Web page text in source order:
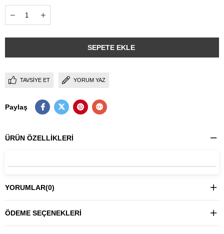
TAVSIYE ET YORUM YAZ
Paylaş
ÜRÜN ÖZELLIKLERI
YORUMLAR(0)
ÖDEME SEÇENEKLERI